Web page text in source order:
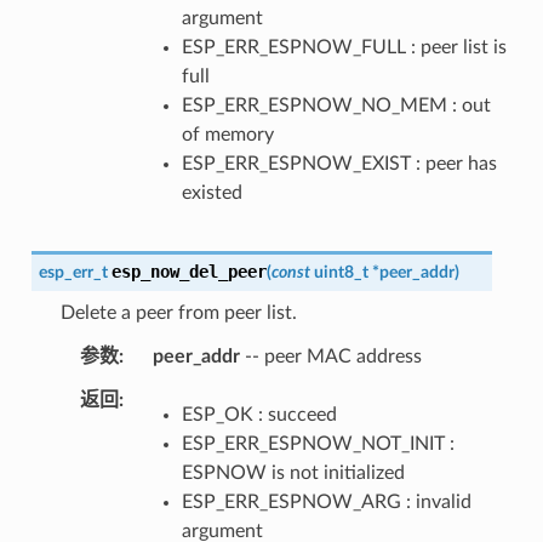
argument
ESP_ERR_ESPNOW_FULL : peer list is
full
ESP_ERR_ESPNOW_NO_MEM : out
of memory
ESP_ERR_ESPNOW_EXIST : peer has
existed
esp_err_t esp_now_del_peer(const uint8_t *peer_addr)
Delete a peer from peer list.
参数 peer_addr-- peer MAC address
返回
ESP_OK : succeed
ESP_ERR_ESPNOW_NOT_INIT :
ESPNOW is not initialized
ESP_ERR_ESPNOW_ARG : invalid
argument